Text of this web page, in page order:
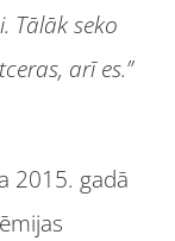
Tālāk seko
arī es.”
2015. gadā